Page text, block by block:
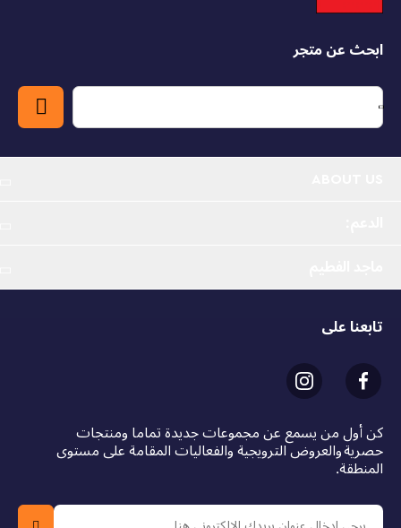
ابحث عن متجر
كن أول من يسمع عن مجموعات جديدة تماما ومنتجات
حصرية والعروض الترويجية والفعاليات المقامة على مستوى
المنطقة.
تابعنا على